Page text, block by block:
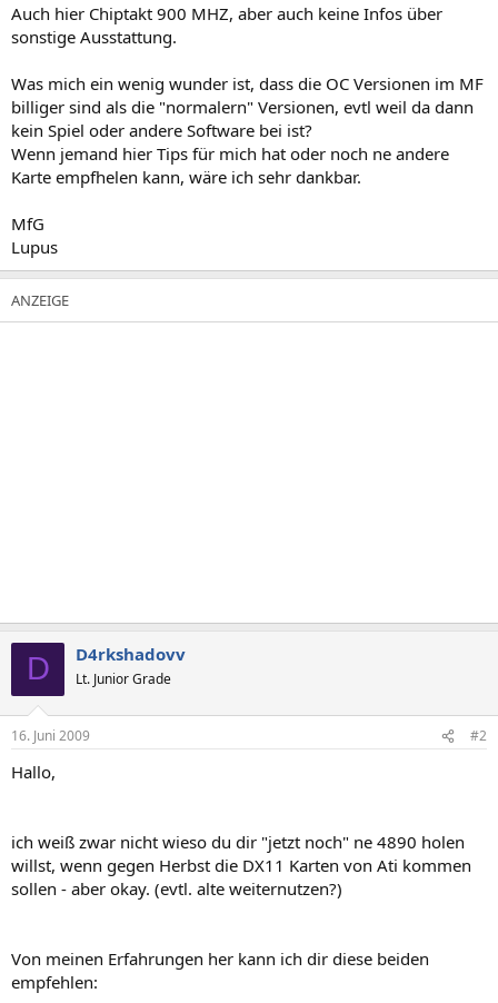
Auch hier Chiptakt 900 MHZ, aber auch keine Infos über
sonstige Ausstattung.
Was mich ein wenig wunder ist, dass die OC Versionen im MF
billiger sind als die "normalern" Versionen, evtl weil da dann
kein Spiel oder andere Software bei ist?
Wenn jemand hier Tips für mich hat oder noch ne andere
Karte empfhelen kann, wäre ich sehr dankbar.
MfG
Lupus
D D4rkshadovv
Lt. Junior Grade
16. Juni 2009 #2
Hallo,
ich weiß zwar nicht wieso du dir "jetzt noch" ne 4890 holen
willst, wenn gegen Herbst die DX11 Karten von Ati kommen
sollen - aber okay. (evtl. alte weiternutzen?)
Von meinen Erfahrungen her kann ich dir diese beiden
empfehlen: